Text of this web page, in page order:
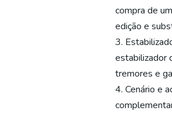
compra de
edição e
estabilizador
tremores e
Cenário e